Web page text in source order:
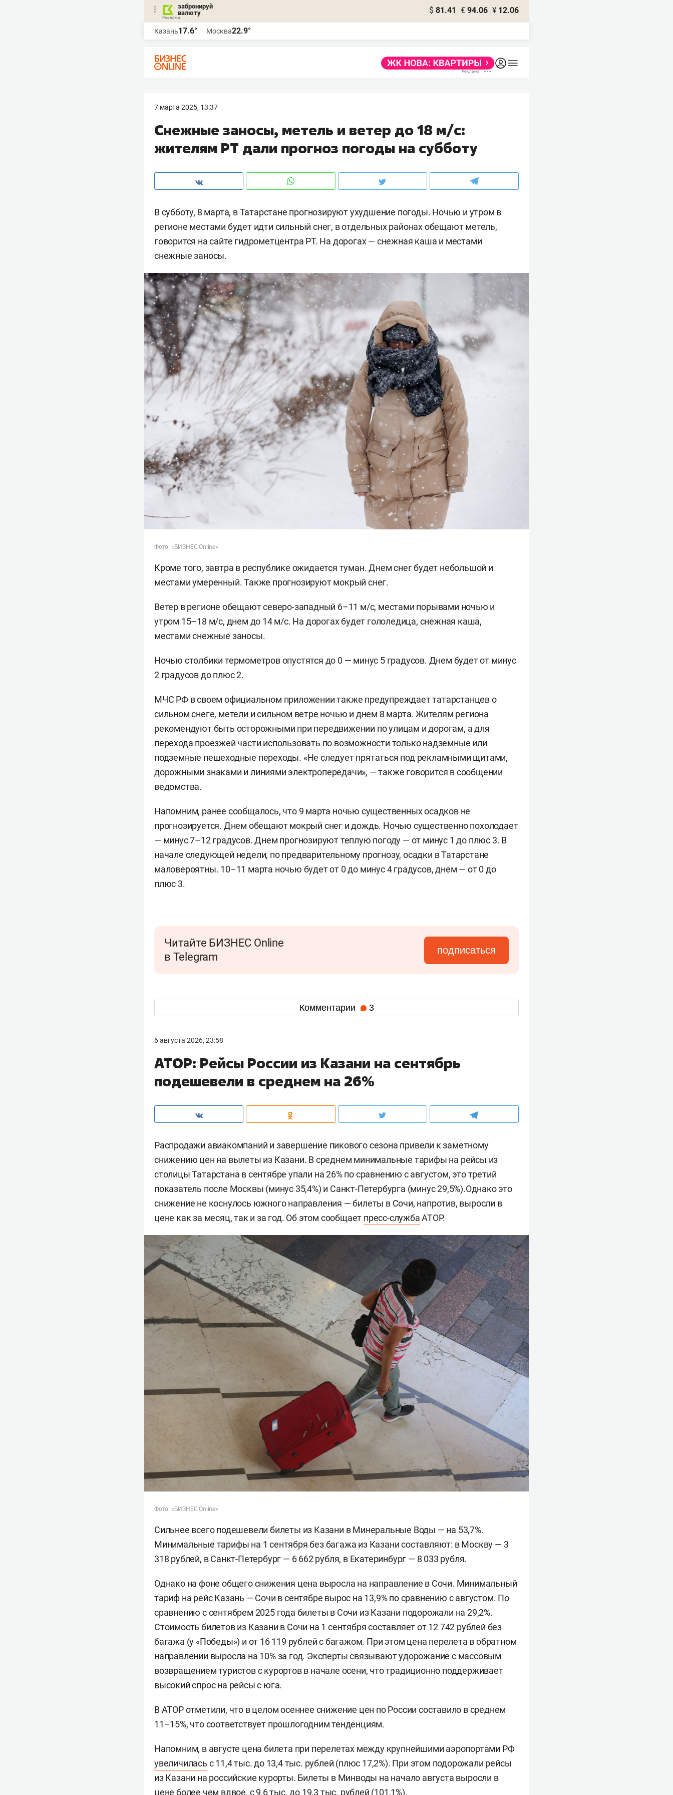
забронируй
валюту
$ 81.41 € 94.06 ¥ 12.06
Казань17.6° Москва22.9°
7 марта 2025, 13:37
Снежные заносы, метель и ветер до 18 м/с:
жителям РТ дали прогноз погоды на субботу
В субботу, 8 марта, в Татарстане прогнозируют ухудшение погоды. Ночью и утром в
регионе местами будет идти сильный снег, в отдельных районах обещают метель,
говорится на сайте гидрометцентра РТ. На дорогах — снежная каша и местами
снежные заносы.
Фото: «БИЗНЕС Online»
Кроме того, завтра в республике ожидается туман. Днем снег будет небольшой и
местами умеренный. Также прогнозируют мокрый снег.
Ветер в регионе обещают северо-западный 6–11 м/с, местами порывами ночью и
утром 15–18 м/с, днем до 14 м/с. На дорогах будет гололедица, снежная каша,
местами снежные заносы.
Ночью столбики термометров опустятся до 0 — минус 5 градусов. Днем будет от минус
2 градусов до плюс 2.
МЧС РФ в своем официальном приложении также предупреждает татарстанцев о
сильном снеге, метели и сильном ветре ночью и днем 8 марта. Жителям региона
рекомендуют быть осторожными при передвижении по улицам и дорогам, а для
перехода проезжей части использовать по возможности только надземные или
подземные пешеходные переходы. «Не следует прятаться под рекламными щитами,
дорожными знаками и линиями электропередачи», — также говорится в сообщении
ведомства.
Напомним, ранее сообщалось, что 9 марта ночью существенных осадков не
прогнозируется. Днем обещают мокрый снег и дождь. Ночью существенно похолодает
— минус 7–12 градусов. Днем прогнозируют теплую погоду — от минус 1 до плюс 3. В
начале следующей недели, по предварительному прогнозу, осадки в Татарстане
маловероятны. 10–11 марта ночью будет от 0 до минус 4 градусов, днем — от 0 до
плюс 3.
Читайте БИЗНЕС Online
в Telegram
подписаться
Комментарии 3
6 августа 2026, 23:58
АТОР: Рейсы России из Казани на сентябрь
подешевели в среднем на 26%
Распродажи авиакомпаний и завершение пикового сезона привели к заметному
снижению цен на вылеты из Казани. В среднем минимальные тарифы на рейсы из
столицы Татарстана в сентябре упали на 26% по сравнению с августом, это третий
показатель после Москвы (минус 35,4%) и Санкт-Петербурга (минус 29,5%).Однако это
снижение не коснулось южного направления — билеты в Сочи, напротив, выросли в
цене как за месяц, так и за год. Об этом сообщает пресс-службаАТОР.
Фото: «БИЗНЕС Online»
Сильнее всего подешевели билеты из Казани в Минеральные Воды — на 53,7%.
Минимальные тарифы на 1 сентября без багажа из Казани составляют: в Москву — 3
318 рублей, в Санкт-Петербург — 6 662 рубля, в Екатеринбург — 8 033 рубля.
Однако на фоне общего снижения цена выросла на направление в Сочи. Минимальный
тариф на рейс Казань — Сочи в сентябре вырос на 13,9% по сравнению с августом. По
сравнению с сентябрем 2025 года билеты в Сочи из Казани подорожали на 29,2%.
Стоимость билетов из Казани в Сочи на 1 сентября составляет от 12 742 рублей без
багажа (у «Победы») и от 16 119 рублей с багажом. При этом цена перелета в обратном
направлении выросла на 10% за год. Эксперты связывают удорожание с массовым
возвращением туристов с курортов в начале осени, что традиционно поддерживает
высокий спрос на рейсы с юга.
В АТОР отметили, что в целом осеннее снижение цен по России составило в среднем
11–15%, что соответствует прошлогодним тенденциям.
Напомним, в августе цена билета при перелетах между крупнейшими аэропортами РФ
увеличилась с 11,4 тыс. до 13,4 тыс. рублей (плюс 17,2%). При этом подорожали рейсы
из Казани на российские курорты. Билеты в Минводы на начало августа выросли в
цене более чем вдвое, с 9,6 тыс. до 19,3 тыс. рублей (101,1%).